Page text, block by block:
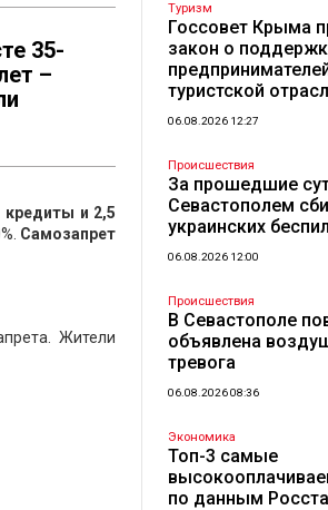
35-
–
кредиты и 2,5
Самозапрет
Жители
Туризм
Госсовет Крыма
закон о
туристской
06.08.2026 12:27
Происшествия
За прошедшие
Севастополем
украинских
06.08.2026 12:00
Происшествия
В Севастополе
объявлена
тревога
06.08.2026 08:36
Экономика
Топ-3 самые
по данным